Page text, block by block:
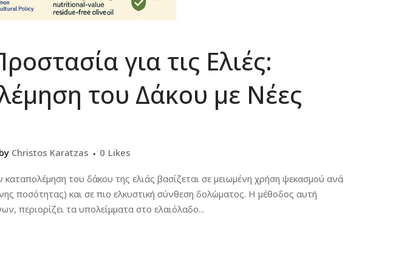
για τις Ελιές:
του Δάκου με Νέες
by Christos Karatzas 0 Likes
του δάκου της ελιάς βασίζεται σε μειωμένη χρήση ψεκασμού ανά
ποσότητας) και σε πιο ελκυστική σύνθεση δολώματος. Η μέθοδος αυτή
περιορίζει τα υπολείμματα στο ελαιόλαδο...